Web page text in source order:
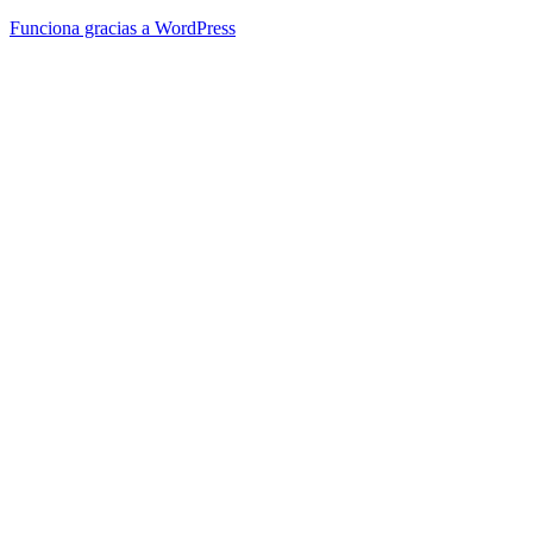
Funciona gracias a WordPress